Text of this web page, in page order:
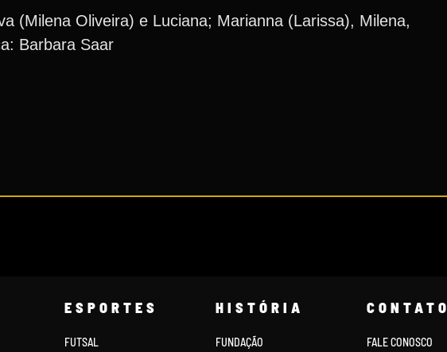
(Milena Oliveira) e Luciana; Marianna (Larissa), Milena,
Barbara Saar
ESPORTES
FUTSAL
HISTÓRIA
FUNDAÇÃO
CONTATO
FALE CONOSCO